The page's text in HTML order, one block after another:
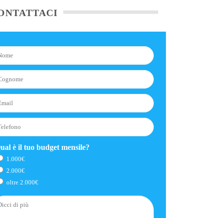
è il tuo budget mensile?
1.000€
2.000€
oltre 2.000€